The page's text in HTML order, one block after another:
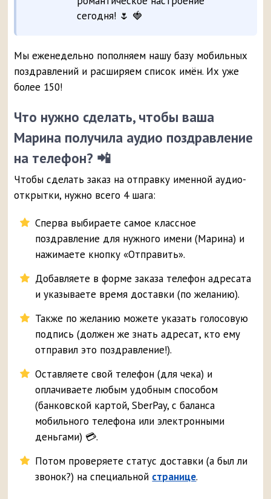
сегодня! 🌷 🍓
Мы еженедельно пополняем нашу базу мобильных
поздравлений и расширяем список имён. Их уже
более 150!
Что нужно сделать, чтобы ваша
Марина получила аудио поздравление
на телефон? 📲
Чтобы сделать заказ на отправку именной аудио-
открытки, нужно всего 4 шага:
Сперва выбираете самое классное
поздравление для нужного имени (Марина) и
нажимаете кнопку «Отправить».
Добавляете в форме заказа телефон адресата
и указываете время доставки (по желанию).
Также по желанию можете указать голосовую
подпись (должен же знать адресат, кто ему
отправил это поздравление!).
Оставляете свой телефон (для чека) и
оплачиваете любым удобным способом
(банковской картой, SberPay, с баланса
мобильного телефона или электронными
деньгами) 💳.
Потом проверяете статус доставки (а был ли
звонок?) на специальной странице.